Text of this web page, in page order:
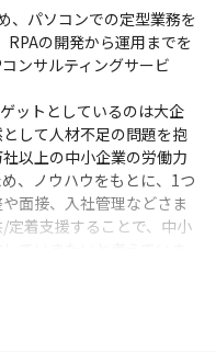
、パソコンでの定型業務を
の開発から運用までを
ンサルティングサービ
ットとしているのは大企
して人材不足の問題を抱
以上の中小企業の労働力
、ノウハウをもとに、1つ
面接、入社管理などさま
定着支援することで、中小